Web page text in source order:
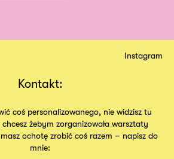
Instagram
Kontakt:
coś personalizowanego, nie widzisz tu
żebym zorganizowała warsztaty
ochotę zrobić coś razem – napisz do
mnie: